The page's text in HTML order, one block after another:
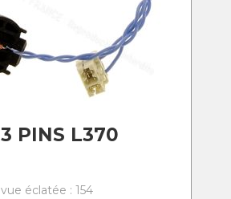
PINS L370
éclatée : 154